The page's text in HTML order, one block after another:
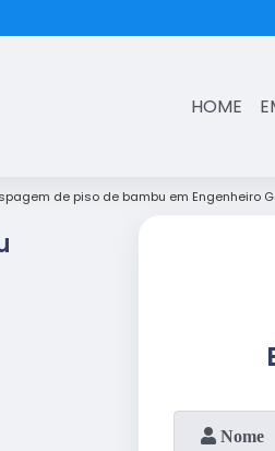
HOME
de piso de bambu em Engenheiro